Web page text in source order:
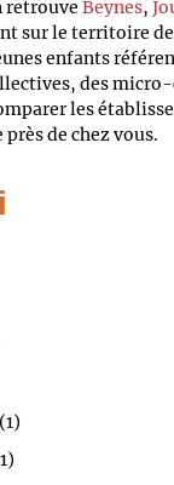
retrouve Beynes,
sur le territoire
enfants
des
les
de chez vous.
(1)